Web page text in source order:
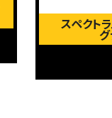
スペクト